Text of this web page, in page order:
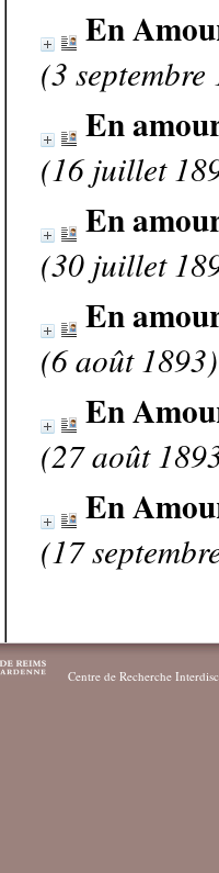
En
(3 septembre
En
(16 juillet
En
(30 juillet
En
(6 août 1893)
En
(27 août
En
(17
Centre de Recherche